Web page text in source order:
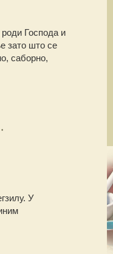
Господа и
зато што се
саборно,
У